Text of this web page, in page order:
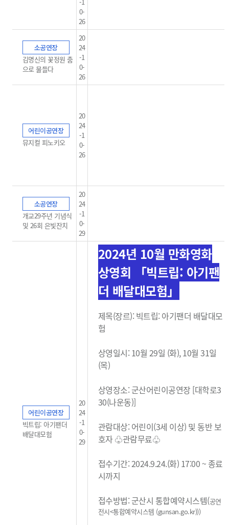
0-
26
소공연장
김명신의 꽃정원 춤
으로 물들다
20
24
-1
0-
26
어린이공연장
뮤지컬 피노키오
20
24
-1
0-
26
소공연장
개교29주년 기념식
및 26회 은빛잔치
20
24
-1
0-
29
어린이공연장
빅트립: 아기팬더
배달대모험
20
24
-1
0-
29
2024년 10월 만화영화
상영회 「빅트립: 아기팬
더 배달대모험」
제목(장르): 빅트립: 아기팬더 배달대모
험
상영일시: 10월 29일 (화), 10월 31일
(목)
상영장소: 군산어린이공연장 [대학로3
30(나운동)]
관람대상: 어린이(3세 이상) 및 동반 보
호자 ♧관람무료♧
접수기간: 2024.9.24.(화) 17:00 ~ 종료
시까지
접수방법: 군산시 통합예약시스템(공연
전시<통합예약시스템 (gunsan.go.kr)))